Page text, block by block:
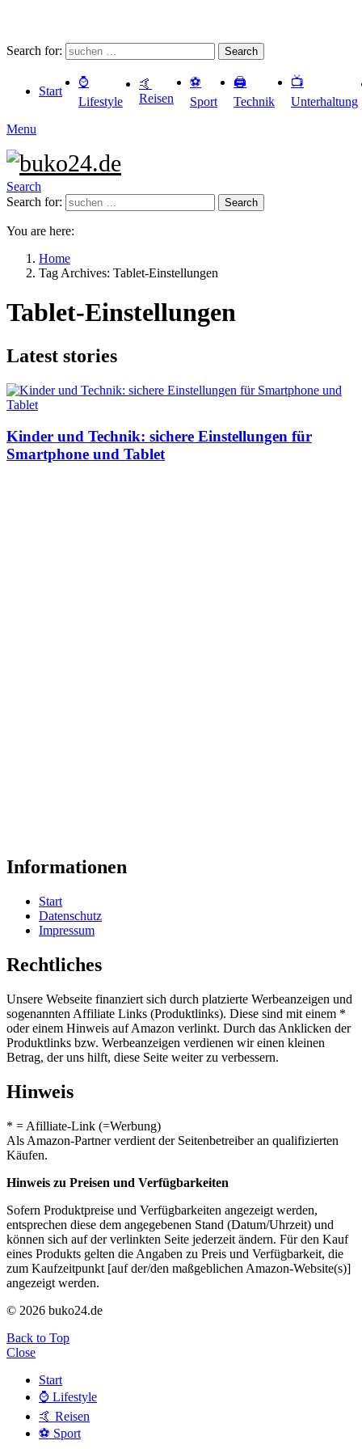
Search for: Search
Start
⌚️
Lifestyle
🤙
Reisen
⚽️
Sport
🖨️
Technik
📺
Unterhaltung
Menu
Search
Search for:
Search
You are here:
Home
Tag Archives: Tablet-Einstellungen
Tablet-Einstellungen
Latest stories
Kinder und Technik: sichere Einstellungen für
Smartphone und Tablet
Informationen
Start
Datenschutz
Impressum
Rechtliches
Unsere Webseite finanziert sich durch platzierte Werbeanzeigen und
sogenannten Affiliate Links (Produktlinks). Diese sind mit einem *
oder einem Hinweis auf Amazon verlinkt. Durch das Anklicken der
Produktlinks bzw. Werbeanzeigen verdienen wir einen kleinen
Betrag, der uns hilft, diese Seite weiter zu verbessern.
Hinweis
* = Afilliate-Link (=Werbung)
Als Amazon-Partner verdient der Seitenbetreiber an qualifizierten
Käufen.
Hinweis zu Preisen und Verfügbarkeiten
Sofern Produktpreise und Verfügbarkeiten angezeigt werden,
entsprechen diese dem angegebenen Stand (Datum/Uhrzeit) und
können sich auf der verlinkten Seite jederzeit ändern. Für den Kauf
eines Produkts gelten die Angaben zu Preis und Verfügbarkeit, die
zum Kaufzeitpunkt [auf der/den maßgeblichen Amazon-Website(s)]
angezeigt werden.
© 2026 buko24.de
Back to Top
Close
Start
⌚️ Lifestyle
🤙 Reisen
⚽️ Sport